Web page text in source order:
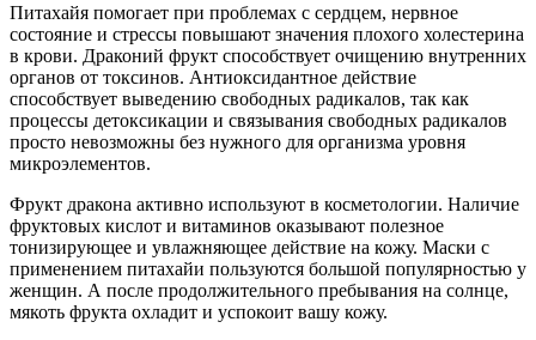
Питахайя помогает при проблемах с сердцем, нервное
состояние и стрессы повышают значения плохого холестерина
в крови. Драконий фрукт способствует очищению внутренних
органов от токсинов. Антиоксидантное действие
способствует выведению свободных радикалов, так как
процессы детоксикации и связывания свободных радикалов
просто невозможны без нужного для организма уровня
микроэлементов.
Фрукт дракона активно используют в косметологии. Наличие
фруктовых кислот и витаминов оказывают полезное
тонизирующее и увлажняющее действие на кожу. Маски с
применением питахайи пользуются большой популярностью у
женщин. А после продолжительного пребывания на солнце,
мякоть фрукта охладит и успокоит вашу кожу.